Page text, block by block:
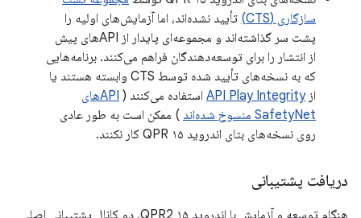
سازگاری (CTS)
تأیید نشده‌اند، اما آزمایش‌های اولیه را
پشت سر گذاشته‌اند و مجموعه‌ای پایدار از APIهای پیش
از انتشار را برای توسعه‌دهندگان فراهم می‌کنند. برنامه‌هایی
که به نسخه‌های تأیید شده توسط CTS وابسته هستند یا
ازAPI Play Integrity استفاده می‌کنند (
APIهای
SafetyNet منسوخ شده‌اند
) ممکن است به طور عادی
روی نسخه‌های بتای اندروید ۱۵ QPR کار نکنند.
دریافت پشتیبانی
هنگام توسعه و آزمایش با اندروید ۱۵ QPR2، دو کانال پشتیبانی اصلی